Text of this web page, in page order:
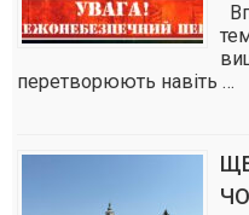
перетворюють навіть …